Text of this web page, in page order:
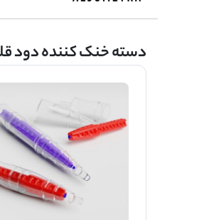
دسته خنک کننده دود